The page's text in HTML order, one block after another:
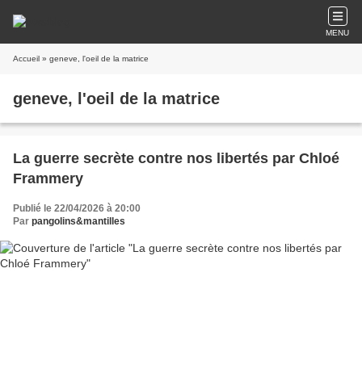
MENU
Accueil » geneve, l'oeil de la matrice
geneve, l'oeil de la matrice
La guerre secrète contre nos libertés par Chloé
Frammery
Publié le 22/04/2026 à 20:00
Par pangolins&mantilles